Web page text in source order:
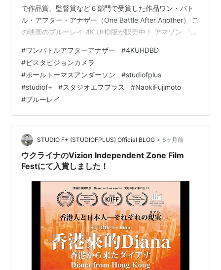
で作品賞、監督賞など６部門で受賞した作品ワン・バト
ル・アフター・アナザー（One Battle After Another） こ
の映画のブルーレイ 4K UHD版が販売中！ アマゾン 「ワ
https://amzn.to/4cPrdB6 a.r10.to この映画はビスタビ
ジョンカメラと35mmフィルムカメラで撮影されIMAXな
どで上映された ワン・バトル・アフター・アナザー撮影
風景 ビスタビジョン（VistaVision）は画面アスペクト比
が1…
#ワンバトルアフターアナザー #4KUHDBD
#ビスタビジョンカメラ
#ポールトーマスアンダーソン #studiofplus
#studiof+ #スタジオエフプラス #NaokiFujimoto
#ブルーレイ
STUDIO F+ (STUDIOFPLUS) Official BLOG • 6ヶ月前
ウクライナのVizion Independent Zone Film
Festにて入賞しました！